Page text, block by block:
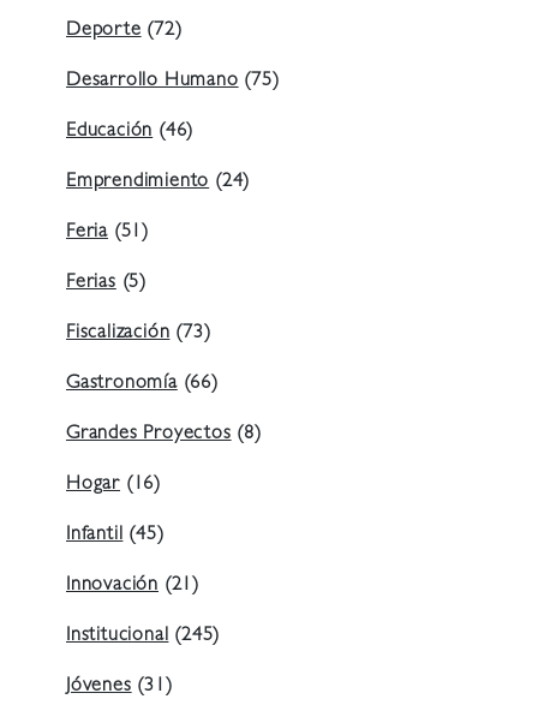
Deporte (72)
Desarrollo Humano (75)
Educación (46)
Emprendimiento (24)
Feria (51)
Ferias (5)
Fiscalización (73)
Gastronomía(66)
Grandes Proyectos (8)
Hogar (16)
Infantil (45)
Innovación (21)
Institucional (245)
Jóvenes (31)